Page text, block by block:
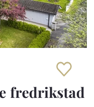
fredrikstad